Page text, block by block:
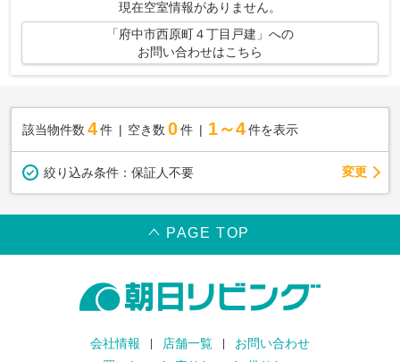
現在空室情報がありません。
「府中市西原町４丁目戸建」への
お問い合わせはこちら
該当物件数 4件 空き数 0 件 1～4 件を表示
絞り込み条件： 保証人不要 変更
PAGE TOP
会社情報 店舗一覧
お問い合わせ